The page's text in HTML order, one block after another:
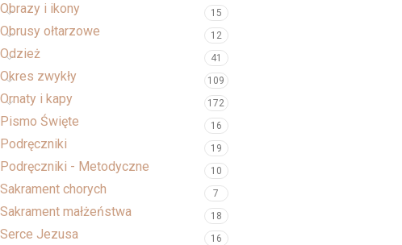
Obrazy i ikony 15
Obrusy ołtarzowe 12
Odzież 41
Okres zwykły 109
Ornaty i kapy 172
Pismo Święte 16
Podręczniki 19
Podręczniki - Metodyczne 10
Sakrament chorych 7
Sakrament małżeństwa 18
Serce Jezusa 16